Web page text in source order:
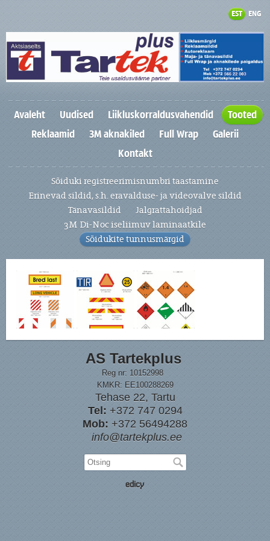
EST ENG
Avaleht Uudised Liikluskorraldusvahendid
Tooted
Reklaamid
3M aknakiled Full Wrap
Galerii
Kontakt
Sõiduki registreerimisnumbri taastamine
Erinevad sildid, s.h. eravalduse- ja videovalve sildid
Tänavasildid
Jalgrattahoidjad
3M Di-Noc iseliimuv laminaatkile
Sõidukite tunnusmärgid
AS Tartekplus
Reg nr: 10152998
KMKR: EE100288269
Tehase 22, Tartu
Tel: +372 747 0294
Mob: +372 56494288
info@tartekplus.ee